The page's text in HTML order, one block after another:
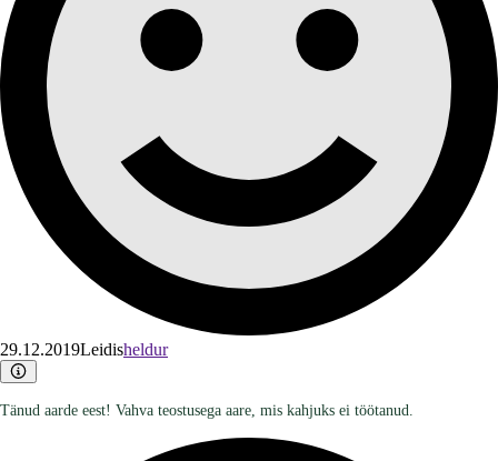
29.12.2019Leidisheldur
Tänud aarde eest! Vahva teostusega aare, mis kahjuks ei töötanud.